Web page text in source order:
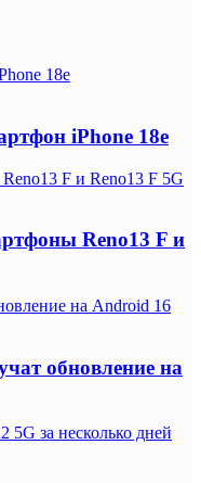
18e
iPhone 18e
F и Reno13 F 5G
Reno13 F и
на Android 16
обновление на
5G за несколько дней